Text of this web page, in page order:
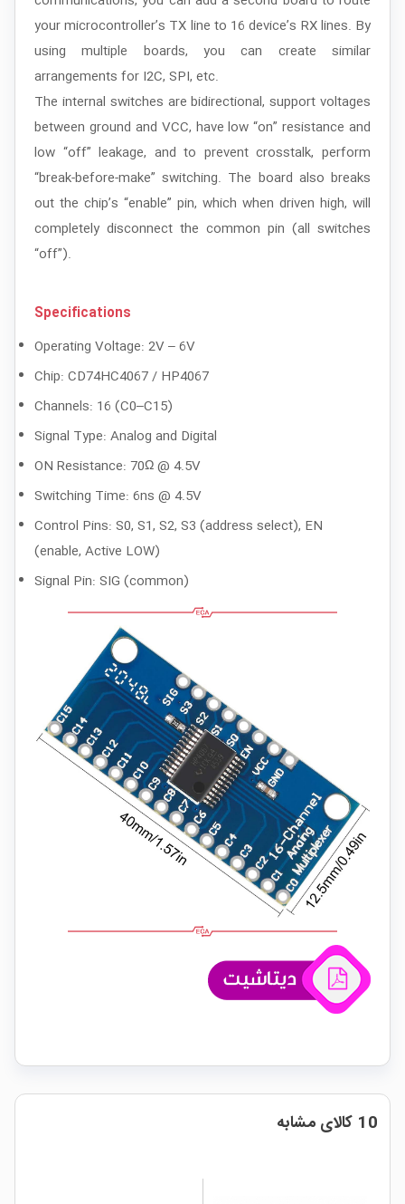
your microcontroller’s TX line to 16 device’s RX lines. By
using multiple boards, you can create similar
arrangements for I2C, SPI, etc.
The internal switches are bidirectional, support voltages
between ground and VCC, have low “on” resistance and
low “off” leakage, and to prevent crosstalk, perform
“break-before-make” switching. The board also breaks
out the chip’s “enable” pin, which when driven high, will
completely disconnect the common pin (all switches
“off”).
Specifications
Operating Voltage: 2V – 6V
Chip: CD74HC4067 / HP4067
Channels: 16 (C0–C15)
Signal Type: Analog and Digital
ON Resistance: 70Ω @ 4.5V
Switching Time: 6ns @ 4.5V
Control Pins: S0, S1, S2, S3 (address select), EN
(enable, Active LOW)
Signal Pin: SIG (common)
10 کالای مشابه